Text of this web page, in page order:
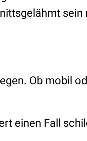
sein
Ob mobil
einen Fall